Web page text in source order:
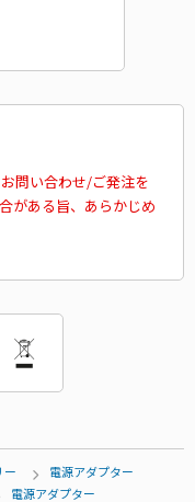
問い合わせ/ご発注を
がある旨、あらかじめ
ー
電源アダプター
電源アダプター